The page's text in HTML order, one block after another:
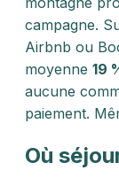
campagne.
Airbnb ou
moyenne 19
aucune
paiement.
Où